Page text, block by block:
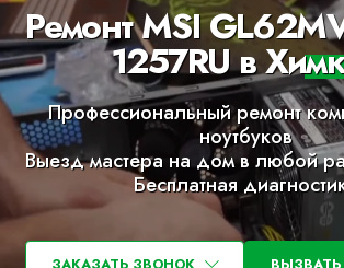
Ремонт MSI
1257RU в
Профессиональный ремонт
ноутбуков
Выезд мастера на дом в любой
Бесплатная